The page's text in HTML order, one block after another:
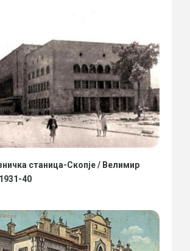
станица-Скопје / Велимир
40